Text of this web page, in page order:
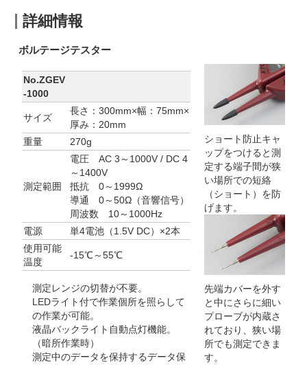
詳細情報
ボルテージテスター
No.ZGEV
-1000
サイズ
長さ：300mm×幅：75mm×
厚み：20mm
重量
270g
測定範囲
電圧 AC 3～1000V / DC 4
～1400V
抵抗 0～1999Ω
導通 0～50Ω（音響信号）
周波数 10～1000Hz
電源
単4電池（1.5V DC）×2本
使用可能
温度
-15℃～55℃
測定レンジの切替が不要。
LEDライト付で作業個所を照らして
の作業が可能。
液晶バックライト自動点灯機能。
（暗所作業時）
測定中のデータを保持するデータ保
ショート防止キャ
ップをつけると測
定する端子間が狭
い場所での短絡
（ショート）を防
げます。
先端カバーを外す
と中にさらに細い
プローブが内蔵さ
れており、狭い場
所でも測定できま
す。